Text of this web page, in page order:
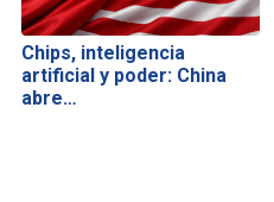
Chips, inteligencia
artificial y poder: China
abre…